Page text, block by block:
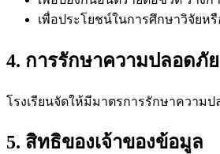
เพื่อประโยชน์ในการศึกษาวิจัยห
4. การรักษาความปลอดภั
โรงเรียนจัดให้มีมาตรการรักษาความ
5. สิทธิของเจ้าของข้อมูล